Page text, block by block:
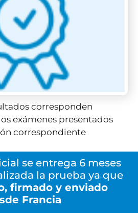
corresponden
exámenes presentados
correspondiente
se entrega 6 meses
la prueba ya que
firmado y enviado
Francia